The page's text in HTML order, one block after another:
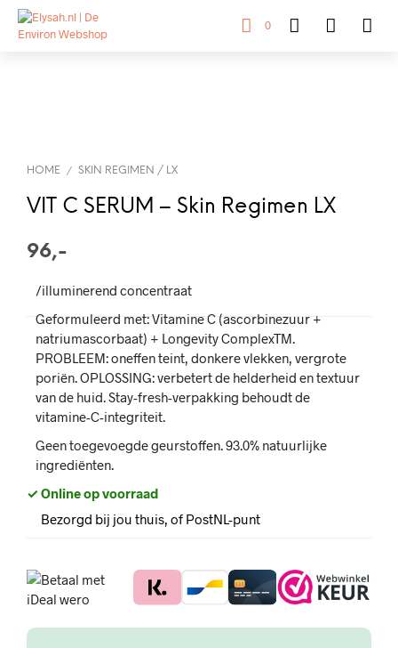
0
HOME / SKIN REGIMEN / LX
VIT C SERUM – Skin Regimen LX
96,-
/illuminerend concentraat
Geformuleerd met: Vitamine C (ascorbinezuur +
natriumascorbaat) + Longevity ComplexTM.
PROBLEEM: oneffen teint, donkere vlekken, vergrote
poriën. OPLOSSING: verbetert de helderheid en textuur
van de huid. Stay-fresh-verpakking behoudt de
vitamine-C-integriteit.
Geen toegevoegde geurstoffen. 93.0% natuurlijke
ingrediënten.
✓ Online op voorraad
Bezorgd bij jou thuis, of PostNL-punt